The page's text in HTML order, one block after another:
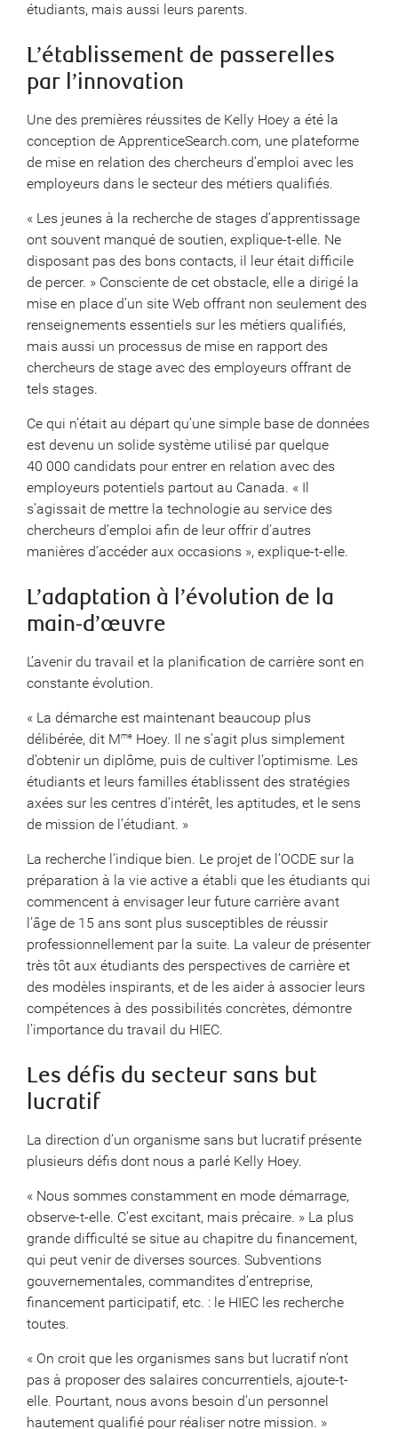
étudiants, mais aussi leurs parents.
L’établissement de passerelles
par l’innovation
Une des premières réussites de Kelly Hoey a été la
conception de ApprenticeSearch.com, une plateforme
de mise en relation des chercheurs d’emploi avec les
employeurs dans le secteur des métiers qualifiés.
« Les jeunes à la recherche de stages d’apprentissage
ont souvent manqué de soutien, explique-t-elle. Ne
disposant pas des bons contacts, il leur était difficile
de percer. » Consciente de cet obstacle, elle a dirigé la
mise en place d’un site Web offrant non seulement des
renseignements essentiels sur les métiers qualifiés,
mais aussi un processus de mise en rapport des
chercheurs de stage avec des employeurs offrant de
tels stages.
Ce qui n’était au départ qu’une simple base de données
est devenu un solide système utilisé par quelque
40 000 candidats pour entrer en relation avec des
employeurs potentiels partout au Canada. « Il
s’agissait de mettre la technologie au service des
chercheurs d’emploi afin de leur offrir d’autres
manières d’accéder aux occasions », explique-t-elle.
L’adaptation à l’évolution de la
main-d’œuvre
L’avenir du travail et la planification de carrière sont en
constante évolution.
« La démarche est maintenant beaucoup plus
délibérée, dit Mme Hoey. Il ne s’agit plus simplement
d’obtenir un diplôme, puis de cultiver l’optimisme. Les
étudiants et leurs familles établissent des stratégies
axées sur les centres d’intérêt, les aptitudes, et le sens
de mission de l’étudiant. »
La recherche l’indique bien. Le projet de l’OCDE sur la
préparation à la vie active a établi que les étudiants qui
commencent à envisager leur future carrière avant
l’âge de 15 ans sont plus susceptibles de réussir
professionnellement par la suite. La valeur de présenter
très tôt aux étudiants des perspectives de carrière et
des modèles inspirants, et de les aider à associer leurs
compétences à des possibilités concrètes, démontre
l’importance du travail du HIEC.
Les défis du secteur sans but
lucratif
La direction d’un organisme sans but lucratif présente
plusieurs défis dont nous a parlé Kelly Hoey.
« Nous sommes constamment en mode démarrage,
observe-t-elle. C’est excitant, mais précaire. » La plus
grande difficulté se situe au chapitre du financement,
qui peut venir de diverses sources. Subventions
gouvernementales, commandites d’entreprise,
financement participatif, etc. : le HIEC les recherche
toutes.
« On croit que les organismes sans but lucratif n’ont
pas à proposer des salaires concurrentiels, ajoute-t-
elle. Pourtant, nous avons besoin d’un personnel
hautement qualifié pour réaliser notre mission. »